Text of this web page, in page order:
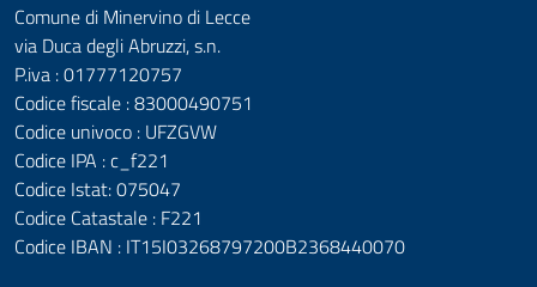
Comune di Minervino di Lecce
via Duca degli Abruzzi, s.n.
P.iva : 01777120757
Codice fiscale : 83000490751
Codice univoco : UFZGVW
Codice IPA : c_f221
Codice Istat: 075047
Codice Catastale : F221
Codice IBAN : IT15I03268797200B2368440070